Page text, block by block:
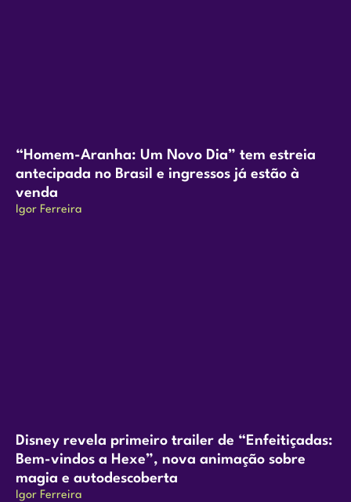
“Homem-Aranha: Um Novo Dia” tem estreia
antecipada no Brasil e ingressos já estão à
venda
Igor Ferreira
Disney revela primeiro trailer de “Enfeitiçadas:
Bem-vindos a Hexe”, nova animação sobre
magia e autodescoberta
Igor Ferreira